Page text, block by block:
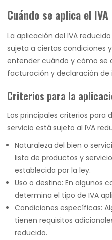
Cuándo se aplica el
La aplicación del IVA
sujeta a ciertas condiciones
entender cuándo y cómo se
facturación y declaración de
Criterios para la
Los principales criterios para
servicio está sujeto al IVA
Naturaleza del bien o
lista de productos y
establecida por la ley.
Uso o destino: En algunos
determina el tipo de IVA
Condiciones específicas:
tienen requisitos
reducido.